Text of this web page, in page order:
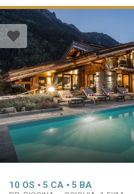
10 OS 5 CA 5 BA